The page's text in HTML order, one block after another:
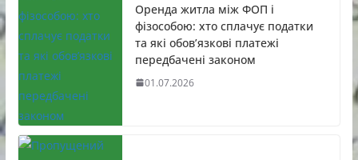
Оренда житла між ФОП і
фізособою: хто сплачує податки
та які обов’язкові платежі
передбачені законом
01.07.2026